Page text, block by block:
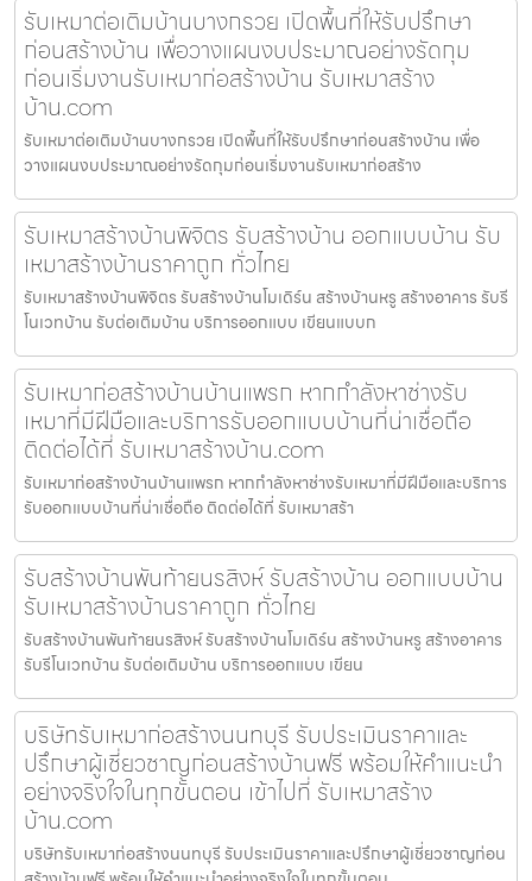
รับเหมาต่อเติมบ้านบางกรวย เปิดพื้นที่ให้รับปรึกษา
ก่อนสร้างบ้าน เพื่อวางแผนงบประมาณอย่างรัดกุม
ก่อนเริ่มงานรับเหมาก่อสร้างบ้าน รับเหมาสร้าง
บ้าน.com
รับเหมาต่อเติมบ้านบางกรวย เปิดพื้นที่ให้รับปรึกษาก่อนสร้างบ้าน เพื่อ
วางแผนงบประมาณอย่างรัดกุมก่อนเริ่มงานรับเหมาก่อสร้าง
รับเหมาสร้างบ้านพิจิตร รับสร้างบ้าน ออกแบบบ้าน รับ
เหมาสร้างบ้านราคาถูก ทั่วไทย
รับเหมาสร้างบ้านพิจิตร รับสร้างบ้านโมเดิร์น สร้างบ้านหรู สร้างอาคาร รับรี
โนเวทบ้าน รับต่อเติมบ้าน บริการออกแบบ เขียนแบบก
รับเหมาก่อสร้างบ้านบ้านแพรก หากกำลังหาช่างรับ
เหมาที่มีฝีมือและบริการรับออกแบบบ้านที่น่าเชื่อถือ
ติดต่อได้ที่ รับเหมาสร้างบ้าน.com
รับเหมาก่อสร้างบ้านบ้านแพรก หากกำลังหาช่างรับเหมาที่มีฝีมือและบริการ
รับออกแบบบ้านที่น่าเชื่อถือ ติดต่อได้ที่ รับเหมาสร้า
รับสร้างบ้านพันท้ายนรสิงห์ รับสร้างบ้าน ออกแบบบ้าน
รับเหมาสร้างบ้านราคาถูก ทั่วไทย
รับสร้างบ้านพันท้ายนรสิงห์ รับสร้างบ้านโมเดิร์น สร้างบ้านหรู สร้างอาคาร
รับรีโนเวทบ้าน รับต่อเติมบ้าน บริการออกแบบ เขียน
บริษัทรับเหมาก่อสร้างนนทบุรี รับประเมินราคาและ
ปรึกษาผู้เชี่ยวชาญก่อนสร้างบ้านฟรี พร้อมให้คำแนะนำ
อย่างจริงใจในทุกขั้นตอน เข้าไปที่ รับเหมาสร้าง
บ้าน.com
บริษัทรับเหมาก่อสร้างนนทบุรี รับประเมินราคาและปรึกษาผู้เชี่ยวชาญก่อน